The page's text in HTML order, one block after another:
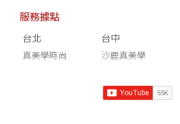
服務據點
台北
真美學時尚
台中
沙鹿真美學